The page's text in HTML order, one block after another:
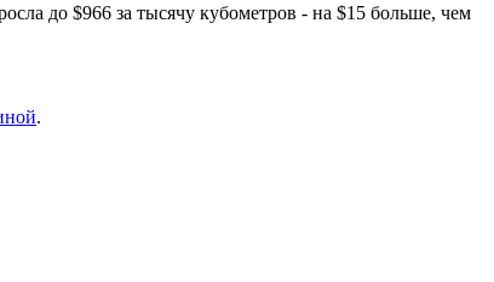
до $966 за тысячу кубометров - на $15 больше, чем
.